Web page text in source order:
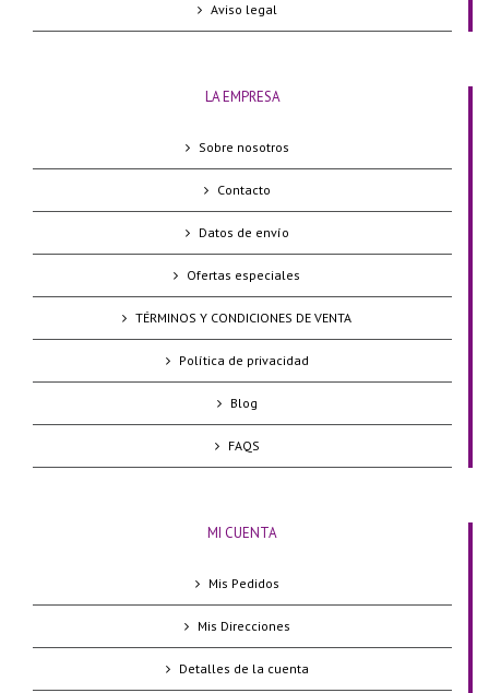
Aviso legal
LA EMPRESA
Sobre nosotros
Contacto
Datos de envío
Ofertas especiales
TÉRMINOS Y CONDICIONES DE VENTA
Política de privacidad
Blog
FAQS
MI CUENTA
Mis Pedidos
Mis Direcciones
Detalles de la cuenta